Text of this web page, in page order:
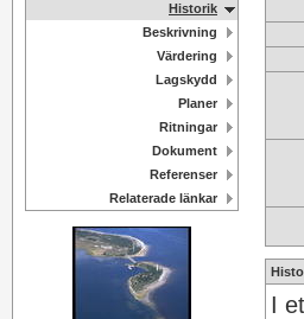
Historik
Beskrivning
Värdering
Lagskydd
Planer
Ritningar
Dokument
Referenser
Relaterade länkar
I